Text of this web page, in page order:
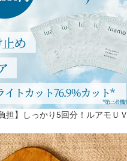
担】しっかり5回分！ルアモＵ